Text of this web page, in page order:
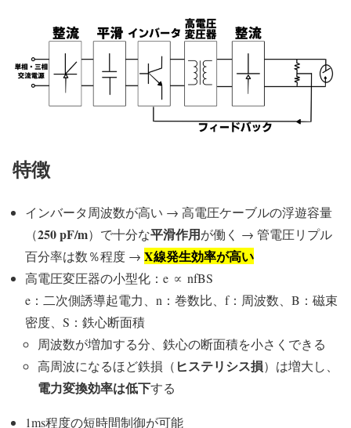
特徴
インバータ周波数が高い → 高電圧ケーブルの浮遊容量
（250 pF/m）で十分な平滑作用が働く → 管電圧リプル
百分率は数％程度 → X線発生効率が高い
高電圧変圧器の小型化：e ∝ nfBS
e：二次側誘導起電力、n：巻数比、f：周波数、B：磁束
密度、S：鉄心断面積
周波数が増加する分、鉄心の断面積を小さくできる
高周波になるほど鉄損（ ヒステリシス損）は増大し、
電力変換効率は低下する
1ms程度の短時間制御が可能